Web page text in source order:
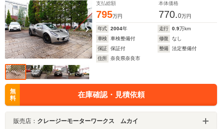
支払総額
795万円
本体価格
770.0万円
年式 2004年 走行 0.9万km
車検
車検整備付 修復
なし
保証
保証付 整備
法定整備付
住所
奈良県奈良市
無
料
在庫確認・見積依頼
販売店： クレージーモーターワークス ムカイ